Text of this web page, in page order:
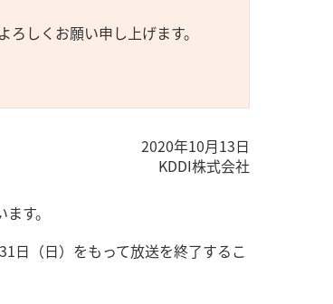
しくお願い申し上げます。
2020年10月13日
KDDI株式会社
す。
日（日）をもって放送を終了するこ